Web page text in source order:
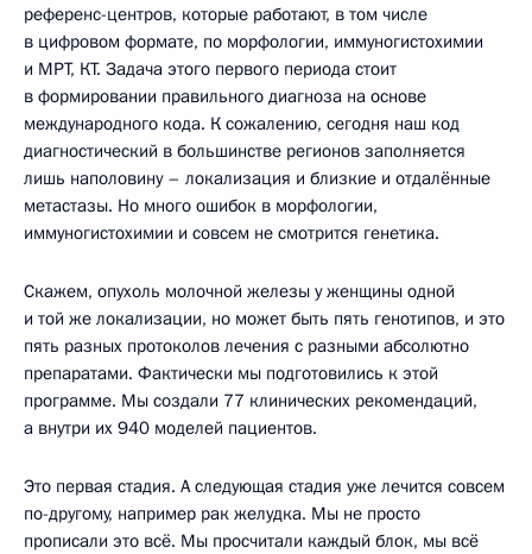
референс-центров, которые работают, в том числе
в цифровом формате, по морфологии, иммуногистохимии
и МРТ, КТ. Задача этого первого периода стоит
в формировании правильного диагноза на основе
международного кода. К сожалению, сегодня наш код
диагностический в большинстве регионов заполняется
лишь наполовину – локализация и близкие и отдалённые
метастазы. Но много ошибок в морфологии,
иммуногистохимии и совсем не смотрится генетика.
Скажем, опухоль молочной железы у женщины одной
и той же локализации, но может быть пять генотипов, и это
пять разных протоколов лечения с разными абсолютно
препаратами. Фактически мы подготовились к этой
программе. Мы создали 77 клинических рекомендаций,
а внутри их 940 моделей пациентов.
Это первая стадия. А следующая стадия уже лечится совсем
по-другому, например рак желудка. Мы не просто
прописали это всё. Мы просчитали каждый блок, мы всё